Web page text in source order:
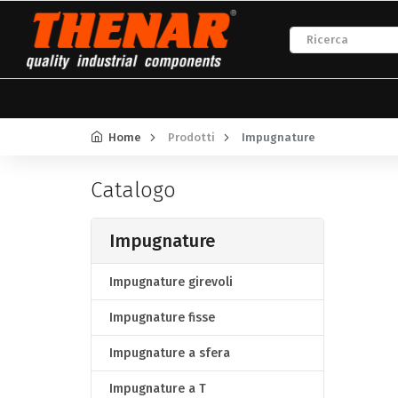
Home Prodotti Impugnature
Catalogo
Impugnature
Impugnature girevoli
Impugnature fisse
Impugnature a sfera
Impugnature a T